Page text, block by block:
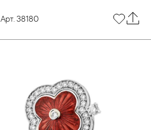
Арт. 38180